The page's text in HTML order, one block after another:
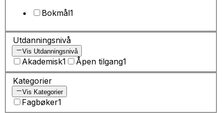
Bokmål1
Utdanningsnivå
Vis Utdanningsnivå
Akademisk1 Åpen tilgang1
Kategorier
Vis Kategorier
Fagbøker1